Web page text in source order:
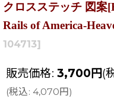
クロスステッチ 図案
Rails of America-
104713]
販売価格: 3,700 円(
(税込: 4,070円 )